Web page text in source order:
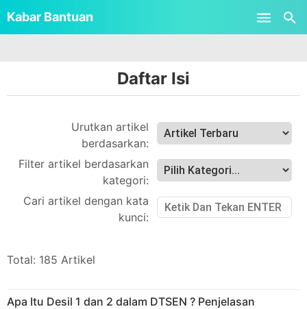
Kabar Bantuan
Daftar Isi
Urutkan artikel
berdasarkan:
Filter artikel berdasarkan
kategori:
Cari artikel dengan kata
kunci:
Total: 185 Artikel
Apa Itu Desil 1 dan 2 dalam DTSEN ? Penjelasan